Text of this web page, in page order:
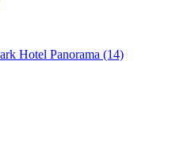
Hotel Panorama (14)